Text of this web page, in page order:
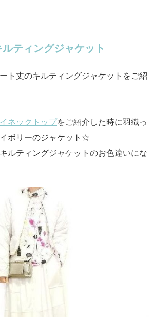
ティングジャケット
ト丈のキルティングジャケットをご紹
ネックトップをご紹介した時に羽織っ
ボリーのジャケット☆
ルティングジャケットのお色違いにな